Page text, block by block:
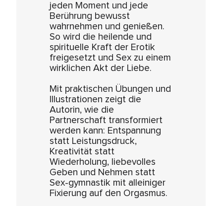
jeden Moment und jede
Berührung bewusst
wahrnehmen und genießen.
So wird die heilende und
spirituelle Kraft der Erotik
freigesetzt und Sex zu einem
wirklichen Akt der Liebe.
Mit praktischen Übungen und
Illustrationen zeigt die
Autorin, wie die
Partnerschaft transformiert
werden kann: Entspannung
statt Leistungsdruck,
Kreativität statt
Wiederholung, liebevolles
Geben und Nehmen statt
Sex-gymnastik mit alleiniger
Fixierung auf den Orgasmus.